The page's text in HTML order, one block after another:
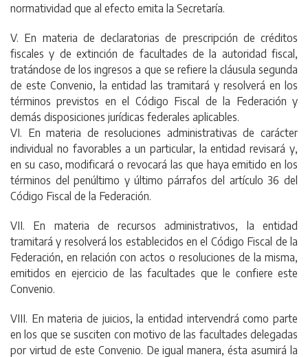
normatividad que al efecto emita la Secretaría.
V. En materia de declaratorias de prescripción de créditos
fiscales y de extinción de facultades de la autoridad fiscal,
tratándose de los ingresos a que se refiere la cláusula segunda
de este Convenio, la entidad las tramitará y resolverá en los
términos previstos en el Código Fiscal de la Federación y
demás disposiciones jurídicas federales aplicables.
VI. En materia de resoluciones administrativas de carácter
individual no favorables a un particular, la entidad revisará y,
en su caso, modificará o revocará las que haya emitido en los
términos del penúltimo y último párrafos del artículo 36 del
Código Fiscal de la Federación.
VII. En materia de recursos administrativos, la entidad
tramitará y resolverá los establecidos en el Código Fiscal de la
Federación, en relación con actos o resoluciones de la misma,
emitidos en ejercicio de las facultades que le confiere este
Convenio.
VIII. En materia de juicios, la entidad intervendrá como parte
en los que se susciten con motivo de las facultades delegadas
por virtud de este Convenio. De igual manera, ésta asumirá la